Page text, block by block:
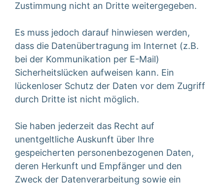
Zustimmung nicht an Dritte weitergegeben.
Es muss jedoch darauf hinwiesen werden,
dass die Datenübertragung im Internet (z.B.
bei der Kommunikation per E-Mail)
Sicherheitslücken aufweisen kann. Ein
lückenloser Schutz der Daten vor dem Zugriff
durch Dritte ist nicht möglich.
Sie haben jederzeit das Recht auf
unentgeltliche Auskunft über Ihre
gespeicherten personenbezogenen Daten,
deren Herkunft und Empfänger und den
Zweck der Datenverarbeitung sowie ein